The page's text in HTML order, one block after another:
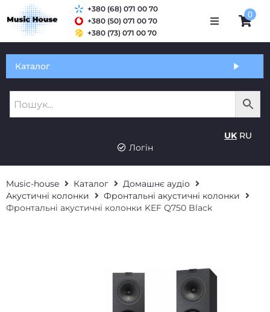
Оплата і доставка
+380 (68) 071 00 70
+380 (50) 071 00 70
+380 (73) 071 00 70
0
Каталог
UK RU
Логін
Music-house Каталог
Домашнє аудіо
Акустичні колонки
Фронтальні акустичні колонки
Фронтальні акустичні колонки KEF Q750 Black